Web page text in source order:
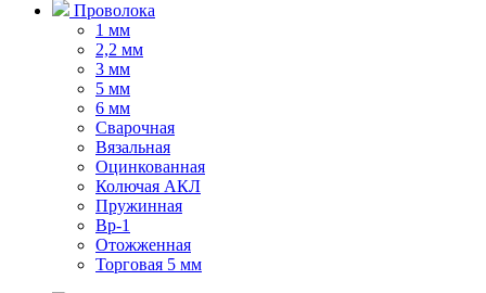
Проволока
1 мм
2,2 мм
3 мм
5 мм
6 мм
Сварочная
Вязальная
Оцинкованная
Колючая АКЛ
Пружинная
Вр-1
Отожженная
Торговая 5 мм